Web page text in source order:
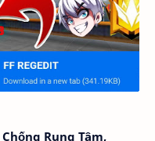
Rung Tâm,